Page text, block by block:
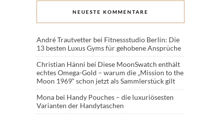
NEUESTE KOMMENTARE
André Trautvetter bei Fitnessstudio Berlin: Die
13 besten Luxus Gyms für gehobene Ansprüche
Christian Hänni bei Diese MoonSwatch enthält
echtes Omega-Gold – warum die „Mission to the
Moon 1969“ schon jetzt als Sammlerstück gilt
Mona bei Handy Pouches – die luxuriösesten
Varianten der Handytaschen